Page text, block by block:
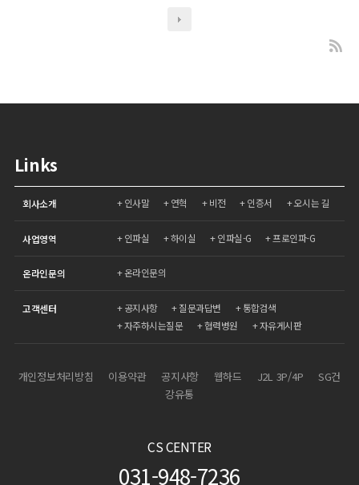
Links
회사소개 인사말 연혁 비전 인증서 오시는 길
사업영역 인파실 하이실 인파실-G 프로인파-G
온라인문의 온라인문의
고객센터 공지사항 질문과답변
통합검색
자주하시는질문
협력병원 자유게시판
개인정보처리방침 이용약관 공지사항 웹하드 J2L 3P/4P
SG건
강유통
CS CENTER
031-948-7236